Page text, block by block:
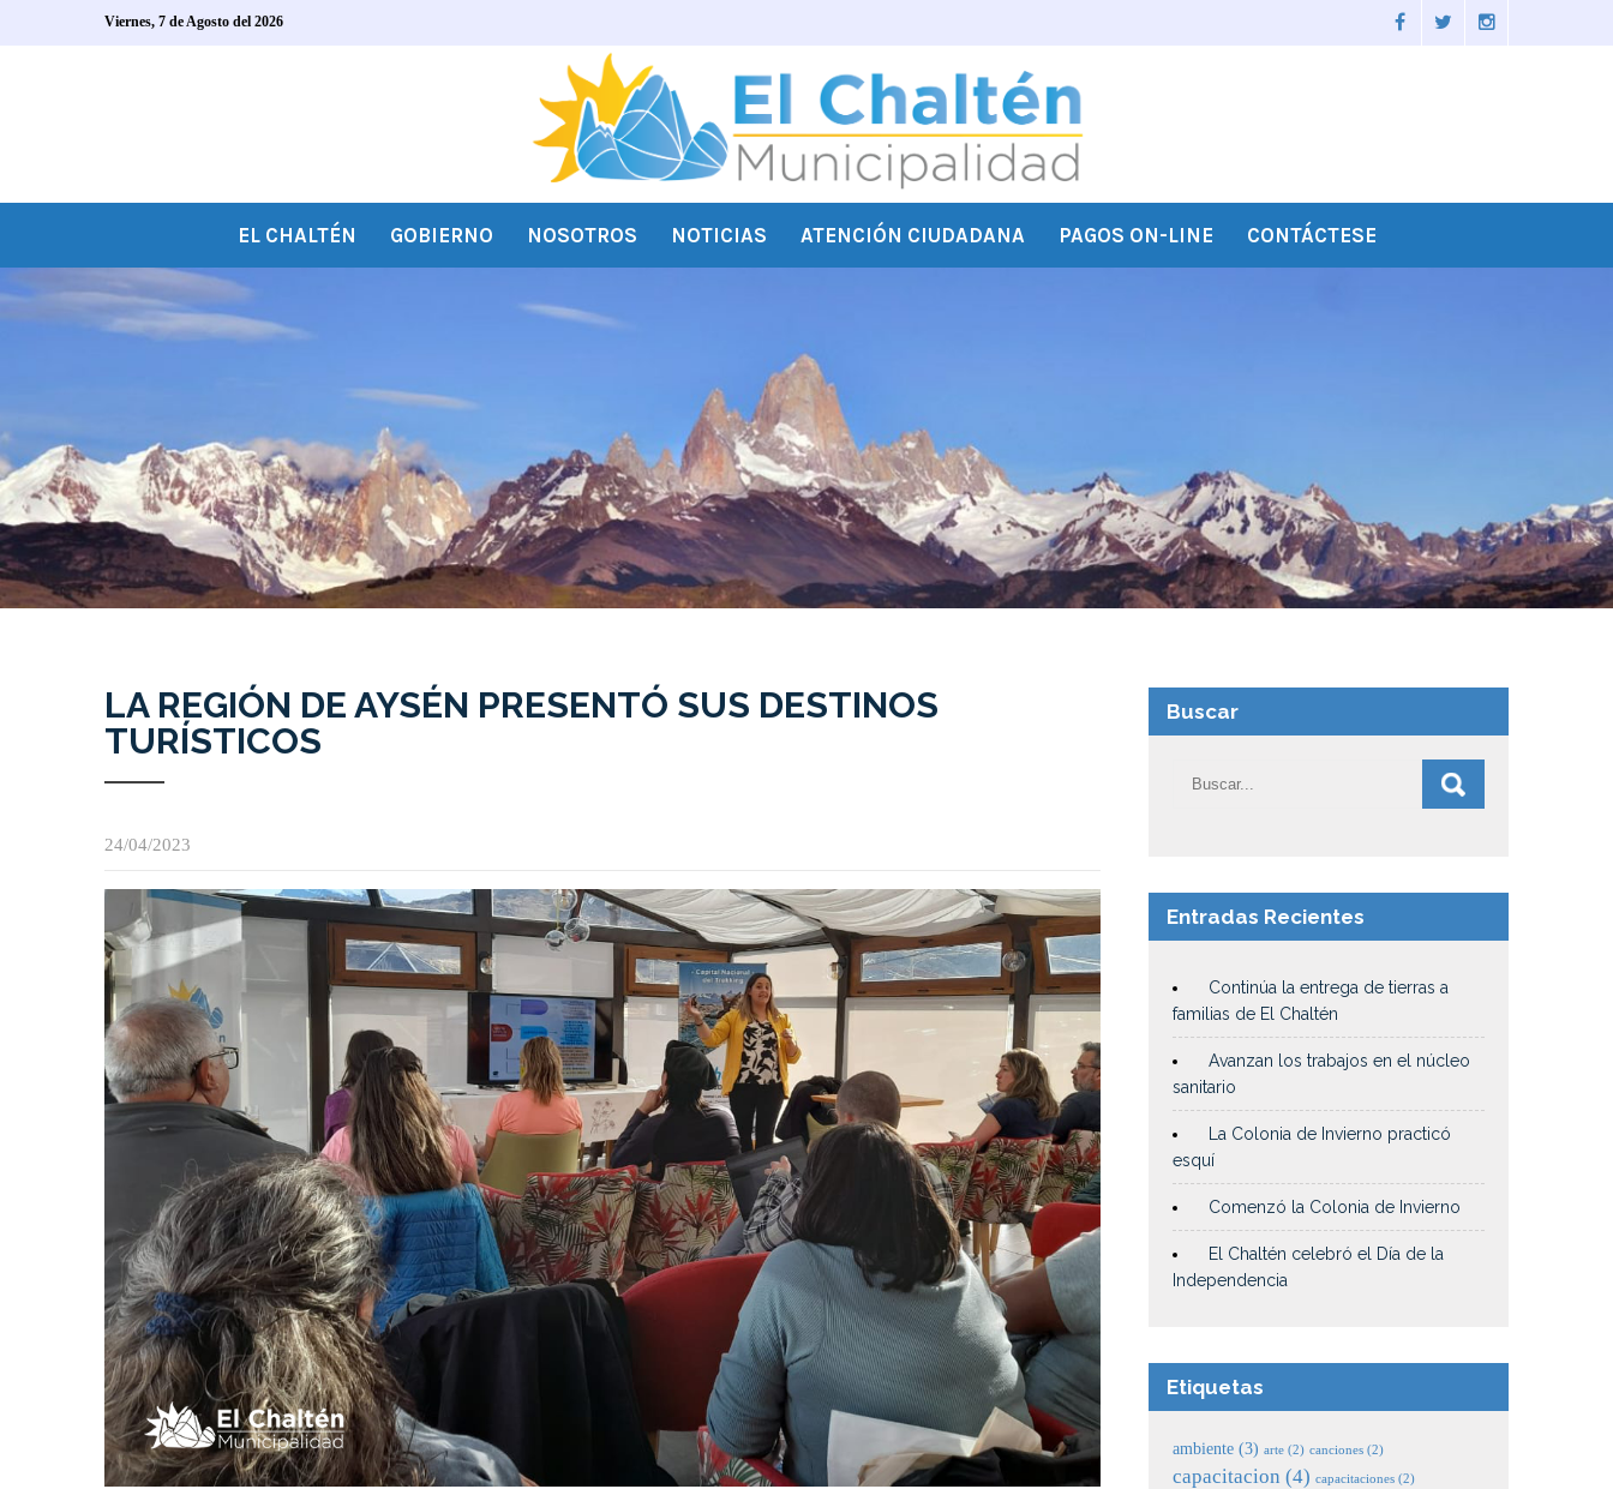
Viernes, 7 de Agosto del 2026
EL CHALTÉN GOBIERNO NOSOTROS NOTICIAS ATENCIÓN CIUDADANA PAGOS ON-LINE CONTÁCTESE
LA REGIÓN DE AYSÉN PRESENTÓ SUS DESTINOS
TURÍSTICOS
24/04/2023
Buscar
Entradas Recientes
Continúa la entrega de tierras a
familias de El Chaltén
Avanzan los trabajos en el núcleo
sanitario
La Colonia de Invierno practicó
esquí
Comenzó la Colonia de Invierno
El Chaltén celebró el Día de la
Independencia
Etiquetas
ambiente (3) arte (2) canciones (2)
capacitacion (4) capacitaciones (2)